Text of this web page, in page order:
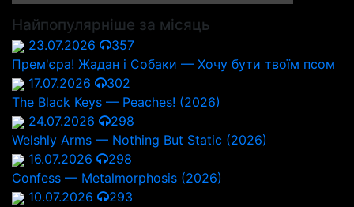
Найпопулярніше за місяць
23.07.2026
357
Прем'єра! Жадан і Собаки — Хочу бути твоїм псом
17.07.2026
302
The Black Keys — Peaches! (2026)
24.07.2026
298
Welshly Arms — Nothing But Static (2026)
16.07.2026
298
Confess — Metalmorphosis (2026)
10.07.2026
293